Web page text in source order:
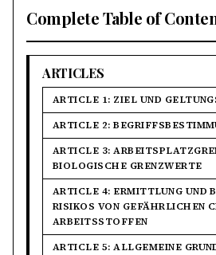
Complete Table of
ARTICLES
ARTICLE 1: ZIEL UND
ARTICLE 2:
ARTICLE 3:
BIOLOGISCHE GRENZWERTE
ARTICLE 4: ERMITTLUNG UND
RISIKOS VON GEFÄHRLICHEN
ARBEITSSTOFFEN
ARTICLE 5: ALLGEMEINE